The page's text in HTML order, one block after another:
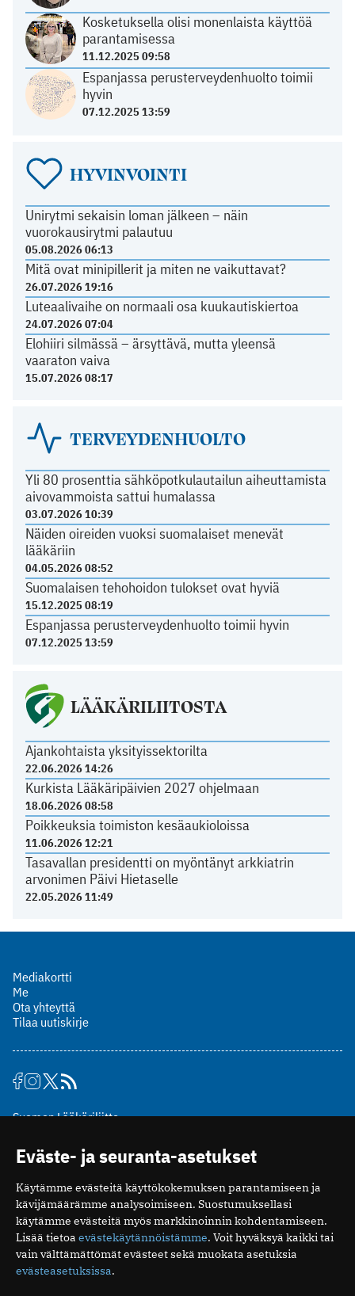
Kosketuksella olisi monenlaista käyttöä
parantamisessa
11.12.2025 09:58
Espanjassa perusterveydenhuolto toimii
hyvin
07.12.2025 13:59
HYVINVOINTI
Unirytmi sekaisin loman jälkeen – näin
vuorokausirytmi palautuu
05.08.2026 06:13
Mitä ovat minipillerit ja miten ne vaikuttavat?
26.07.2026 19:16
Luteaalivaihe on normaali osa kuukautiskiertoa
24.07.2026 07:04
Elohiiri silmässä – ärsyttävä, mutta yleensä
vaaraton vaiva
15.07.2026 08:17
TERVEYDENHUOLTO
Yli 80 prosenttia sähköpotkulautailun aiheuttamista
aivovammoista sattui humalassa
03.07.2026 10:39
Näiden oireiden vuoksi suomalaiset menevät
lääkäriin
04.05.2026 08:52
Suomalaisen tehohoidon tulokset ovat hyviä
15.12.2025 08:19
Espanjassa perusterveydenhuolto toimii hyvin
07.12.2025 13:59
LÄÄKÄRILIITOSTA
Ajankohtaista yksityissektorilta
22.06.2026 14:26
Kurkista Lääkäripäivien 2027 ohjelmaan
18.06.2026 08:58
Poikkeuksia toimiston kesäaukioloissa
11.06.2026 12:21
Tasavallan presidentti on myöntänyt arkkiatrin
arvonimen Päivi Hietaselle
22.05.2026 11:49
Mediakortti
Me
Ota yhteyttä
Tilaa uutiskirje
Suomen Lääkäriliitto
00510 Helsinki
puh. (09) 393 091
toimitus@potilaanlaakarilehti.fi
ISSN 2323-9476
Eväste- ja seuranta-asetukset
Käytämme evästeitä käyttökokemuksen parantamiseen ja
kävijämäärämme analysoimiseen. Suostumuksellasi
käytämme evästeitä myös markkinoinnin kohdentamiseen.
Lisää tietoa evästekäytännöistämme. Voit hyväksyä kaikki tai
vain välttämättömät evästeet sekä muokata asetuksia
evästeasetuksissa.